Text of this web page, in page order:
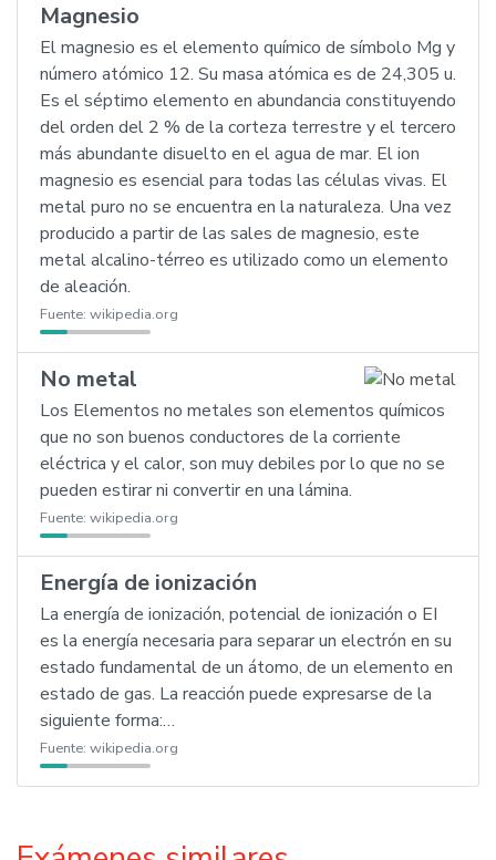
Magnesio
El magnesio es el elemento químico de símbolo Mg y
número atómico 12. Su masa atómica es de 24,305 u.
Es el séptimo elemento en abundancia constituyendo
del orden del 2 % de la corteza terrestre y el tercero
más abundante disuelto en el agua de mar. El ion
magnesio es esencial para todas las células vivas. El
metal puro no se encuentra en la naturaleza. Una vez
producido a partir de las sales de magnesio, este
metal alcalino-térreo es utilizado como un elemento
de aleación.
Fuente: wikipedia.org
No metal
Los Elementos no metales son elementos químicos
que no son buenos conductores de la corriente
eléctrica y el calor, son muy debiles por lo que no se
pueden estirar ni convertir en una lámina.
Fuente: wikipedia.org
Energía de ionización
La energía de ionización, potencial de ionización o EI
es la energía necesaria para separar un electrón en su
estado fundamental de un átomo, de un elemento en
estado de gas. La reacción puede expresarse de la
siguiente forma:…
Fuente: wikipedia.org